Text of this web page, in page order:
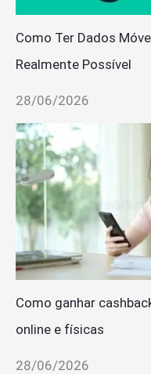
Como Ter Dados
Realmente Possível
28/06/2026
Como ganhar
online e físicas
28/06/2026